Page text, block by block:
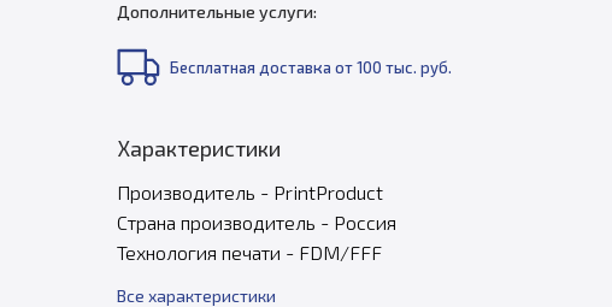
Дополнительные услуги:
Бесплатная доставка от 100 тыс. руб.
Характеристики
Производитель - PrintProduct
Страна производитель - Россия
Технология печати - FDM/FFF
Все характеристики